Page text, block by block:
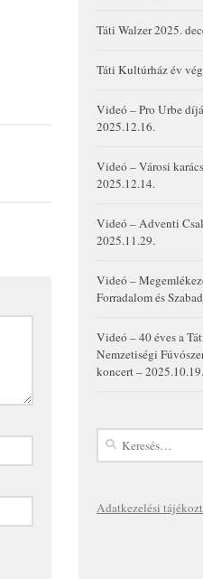
Táti Walzer 2025.
Táti Kultúrház év
Videó – Pro Urbe
2025.12.16.
Videó – Városi
2025.12.14.
Videó – Adventi
2025.11.29.
Videó –
Forradalom és
Videó – 40 éves a
Nemzetiségi
koncert – 2025.10.19.
Keresés:
Adatkezelési